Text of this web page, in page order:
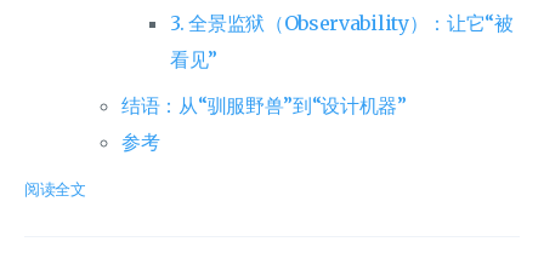
3. 全景监狱（Observability）：让它“被
看见”
结语：从“驯服野兽”到“设计机器”
参考
阅读全文